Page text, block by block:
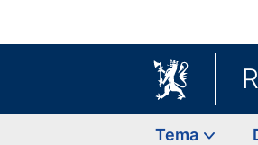
Tema